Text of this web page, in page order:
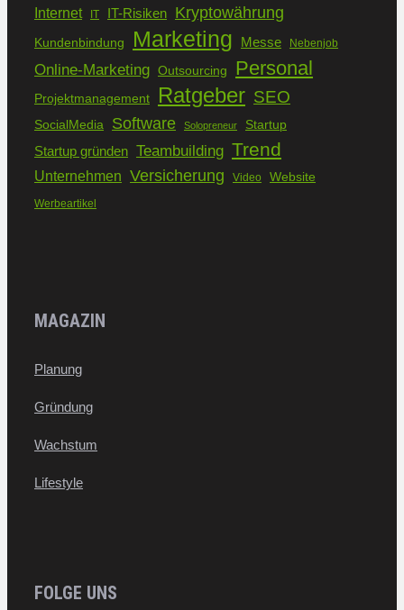
Internet IT IT-Risiken Kryptowährung
Kundenbindung Marketing Messe Nebenjob
Online-Marketing Outsourcing Personal
Projektmanagement Ratgeber SEO
SocialMedia Software Solopreneur Startup
Startup gründen Teambuilding Trend
Unternehmen Versicherung Video Website
Werbeartikel
MAGAZIN
Planung
Gründung
Wachstum
Lifestyle
FOLGE UNS